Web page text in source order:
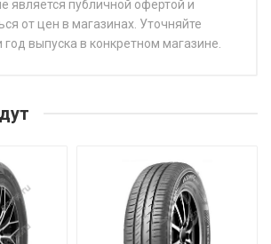
является публичной офертой и
от цен в магазинах. Уточняйте
год выпуска в конкретном магазине.
Performance 205/55R15 88V
Performance 215/45R20 95T
Performance 215/65R17 99V